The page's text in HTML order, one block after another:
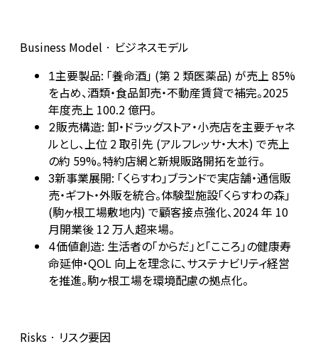
Business Model · ビジネスモデル
1主要製品: 「養命酒」 (第 2 類医薬品) が売上 85%
を占め、酒類・食品卸売・不動産賃貸で補完。2025
年度売上 100.2 億円。
2販売構造: 卸・ドラッグストア・小売店を主要チャネ
ルとし、上位 2 取引先 (アルフレッサ・大木) で売上
の約 59%。特約店網と新規販路開拓を並行。
3新事業展開: 「くらすわ」ブランドで実店舗・通信販
売・ギフト・外販を統合。体験型施設「くらすわの森」
(駒ヶ根工場敷地内) で顧客接点強化、2024 年 10
月開業後 12 万人超来場。
4価値創造: 生活者の「からだ」と「こころ」の健康寿
命延伸・QOL 向上を理念に、サステナビリティ経営
を推進。駒ヶ根工場を環境配慮の拠点化。
Risks · リスク要因